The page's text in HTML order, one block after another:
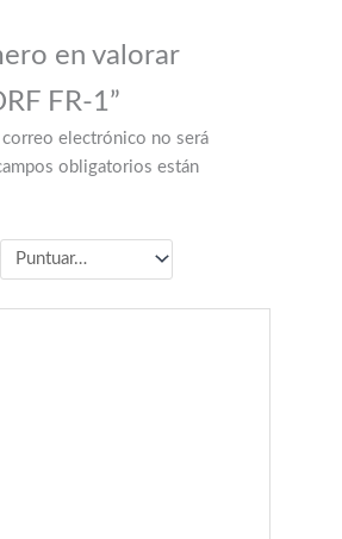
en valorar
FR-1”
correo electrónico no será
obligatorios están